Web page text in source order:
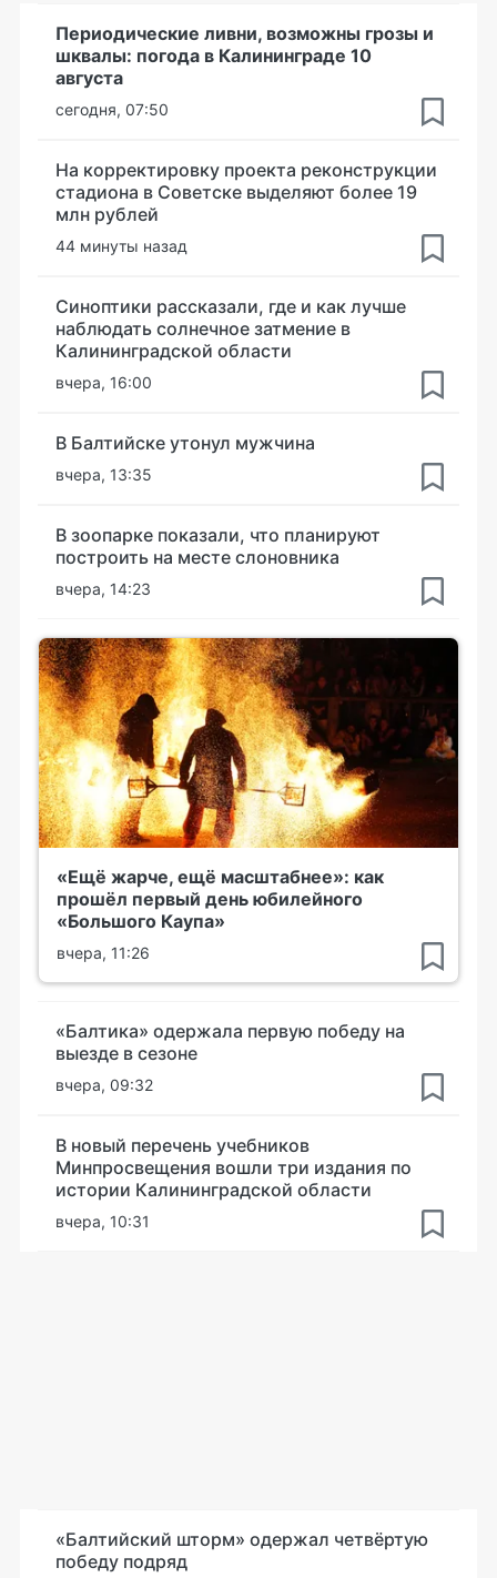
Периодические ливни, возможны грозы и
шквалы: погода в Калининграде 10
августа
сегодня, 07:50
На корректировку проекта реконструкции
стадиона в Советске выделяют более 19
млн рублей
44 минуты назад
Синоптики рассказали, где и как лучше
наблюдать солнечное затмение в
Калининградской области
вчера, 16:00
В Балтийске утонул мужчина
вчера, 13:35
В зоопарке показали, что планируют
построить на месте слоновника
вчера, 14:23
«Ещё жарче, ещё масштабнее»: как
прошёл первый день юбилейного
«Большого Каупа»
вчера, 11:26
«Балтика» одержала первую победу на
выезде в сезоне
вчера, 09:32
В новый перечень учебников
Минпросвещения вошли три издания по
истории Калининградской области
вчера, 10:31
«Балтийский шторм» одержал четвёртую
победу подряд